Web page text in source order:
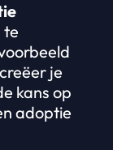
te
je
kans op
adoptie